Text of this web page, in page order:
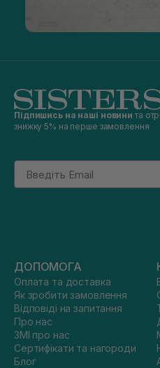
Підпишись на наші новини та
знижку 5% на перше замовлення
Email
ДОПОМОГА
Оплата та доставка
Як зробити замовлення
Відповіді на запитання
Про нас
ЗМІ про нас
Сертифікати та нагороди
Блог